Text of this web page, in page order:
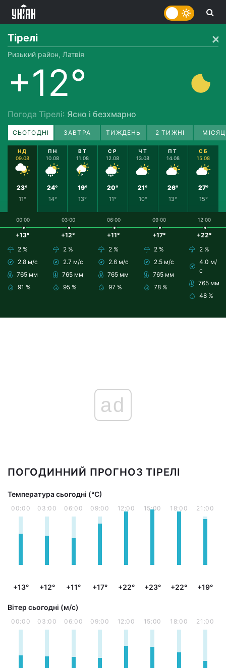
Тірелі
Ризький район, Латвія
+12°
Погода Тірелі: Ясно і безхмарно
СЬОГОДНІ ЗАВТРА ТИЖДЕНЬ 2 ТИЖНІ
НД
09.08
23°
11°
ПН
10.08
24°
14°
ВТ
11.08
19°
13°
СР
12.08
20°
11°
ЧТ
13.08
21°
10°
ПТ
14.08
26°
13°
СБ
15.08
27°
15°
00:00
+13°
2 %
2.8 м/с
765 мм
91 %
03:00
+12°
2 %
2.7 м/с
765 мм
95 %
06:00
+11°
2 %
2.6 м/с
765 мм
97 %
09:00
+17°
2 %
2.5 м/с
765 мм
78 %
12:00
+22°
2 %
4.0 м/
с
765 мм
48 %
ad
ПОГОДИННИЙ ПРОГНОЗ ТІРЕЛІ
Температура сьогодні (°С)
00:00
+13°
03:00
+12°
06:00
+11°
09:00
+17°
12:00
+22°
15:00
+23°
18:00
+22°
21:00
+19°
Вітер сьогодні (м/с)
00:00 03:00 06:00 09:00 12:00 15:00 18:00 21:00